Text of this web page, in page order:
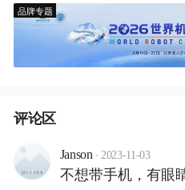
品牌专题
评论区
Janson · 2023-11-03
不想带手机，有眼